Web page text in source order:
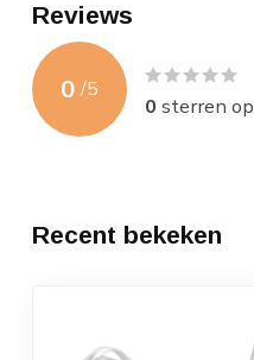
Reviews
0 /5
0 sterren
Recent bekeken